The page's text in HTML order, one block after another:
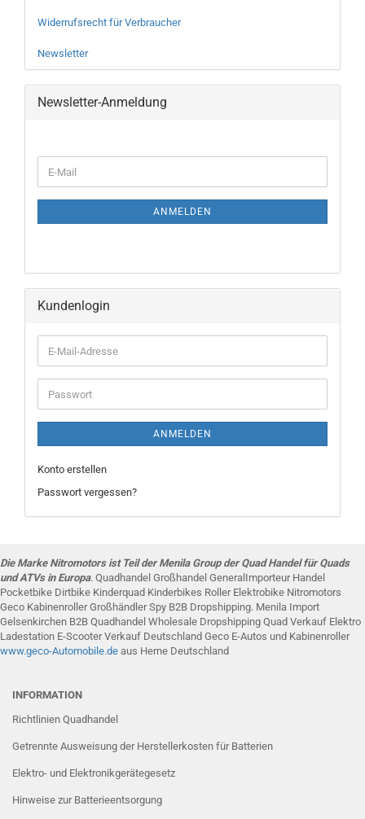
Widerrufsrecht für Verbraucher
Newsletter
Newsletter-Anmeldung
ANMELDEN
Kundenlogin
ANMELDEN
Konto erstellen
Passwort vergessen?
Die Marke Nitromotors ist Teil der Menila Group der Quad Handel für Quads
und ATVs in Europa. Quadhandel Großhandel GeneralImporteur Handel
Pocketbike Dirtbike Kinderquad Kinderbikes Roller Elektrobike Nitromotors
Geco Kabinenroller Großhändler Spy B2B Dropshipping. Menila Import
Gelsenkirchen B2B Quadhandel Wholesale Dropshipping Quad Verkauf Elektro
Ladestation E-Scooter Verkauf Deutschland Geco E-Autos und Kabinenroller
www.geco-Automobile.de aus Herne Deutschland
INFORMATION
Richtlinien Quadhandel
Getrennte Ausweisung der Herstellerkosten für Batterien
Elektro- und Elektronikgerätegesetz
Hinweise zur Batterieentsorgung